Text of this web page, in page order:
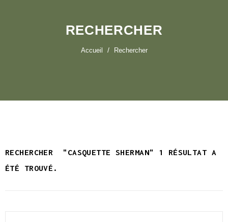
RECHERCHER
Accueil Rechercher
RECHERCHER "CASQUETTE SHERMAN" 1 RÉSULTAT A
ÉTÉ TROUVÉ.